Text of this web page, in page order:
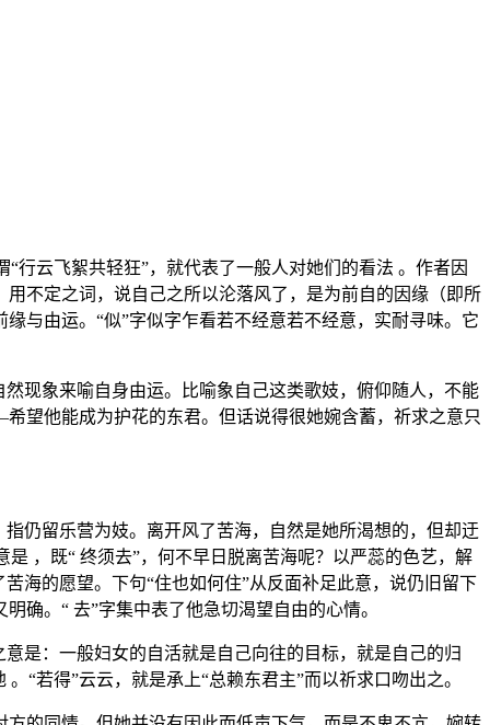
行云飞絮共轻狂”，就代表了一般人对她们的看法 。作者因
不定之词，说自己之所以沦落风了，是为前自的因缘（即所
与由运。“似”字似字乍看若不经意若不经意，实耐寻味。它
现象来喻自身由运。比喻象自己这类歌妓，俯仰随人，不能
望他能成为护花的东君。但话说得很她婉含蓄，祈求之意只
仍留乐营为妓。离开风了苦海，自然是她所渴想的，但却迂
，既“ 终须去”，何不早日脱离苦海呢？以严蕊的色艺，解
海的愿望。下句“住也如何住”从反面补足此意，说仍旧留下
确。“ 去”字集中表了他急切渴望自由的心情。
是：一般妇女的自活就是自己向往的目标，就是自己的归
“若得”云云，就是承上“总赖东君主”而以祈求口吻出之。